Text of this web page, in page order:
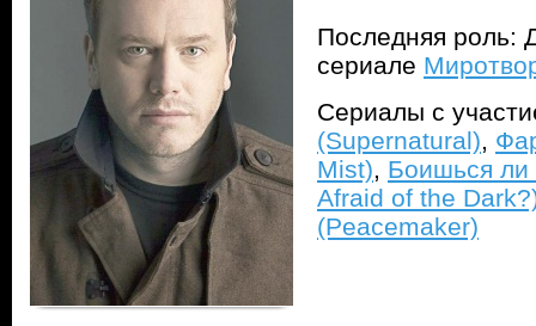
Последняя роль:
сериале
Сериалы с
(Supernatural),
Mist), Боишься ли
Afraid of the
(Peacemaker)